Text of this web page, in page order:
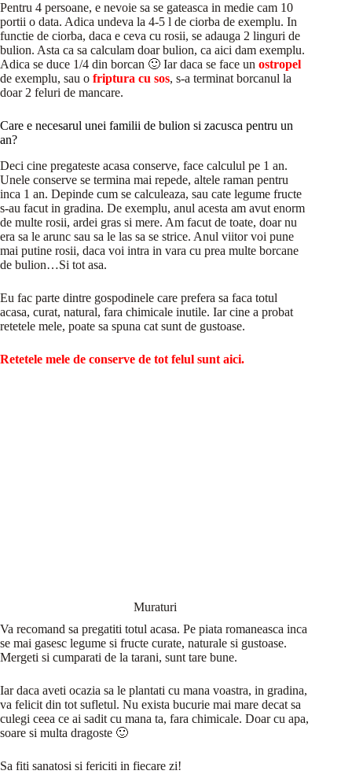
Pentru 4 persoane, e nevoie sa se gateasca in medie cam 10
portii o data. Adica undeva la 4-5 l de ciorba de exemplu. In
functie de ciorba, daca e ceva cu rosii, se adauga 2 linguri de
bulion. Asta ca sa calculam doar bulion, ca aici dam exemplu.
Adica se duce 1/4 din borcan 🙂 Iar daca se face un ostropel
de exemplu, sau o friptura cu sos, s-a terminat borcanul la
doar 2 feluri de mancare.
Care e necesarul unei familii de bulion si zacusca pentru un
an?
Deci cine pregateste acasa conserve, face calculul pe 1 an.
Unele conserve se termina mai repede, altele raman pentru
inca 1 an. Depinde cum se calculeaza, sau cate legume fructe
s-au facut in gradina. De exemplu, anul acesta am avut enorm
de multe rosii, ardei gras si mere. Am facut de toate, doar nu
era sa le arunc sau sa le las sa se strice. Anul viitor voi pune
mai putine rosii, daca voi intra in vara cu prea multe borcane
de bulion…Si tot asa.
Eu fac parte dintre gospodinele care prefera sa faca totul
acasa, curat, natural, fara chimicale inutile. Iar cine a probat
retetele mele, poate sa spuna cat sunt de gustoase.
Retetele mele de conserve de tot felul sunt aici.
Muraturi
Va recomand sa pregatiti totul acasa. Pe piata romaneasca inca
se mai gasesc legume si fructe curate, naturale si gustoase.
Mergeti si cumparati de la tarani, sunt tare bune.
Iar daca aveti ocazia sa le plantati cu mana voastra, in gradina,
va felicit din tot sufletul. Nu exista bucurie mai mare decat sa
culegi ceea ce ai sadit cu mana ta, fara chimicale. Doar cu apa,
soare si multa dragoste 🙂
Sa fiti sanatosi si fericiti in fiecare zi!